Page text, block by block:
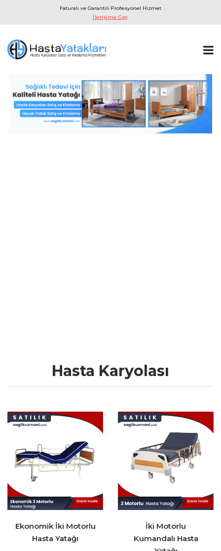
Faturalı ve Garantili Profesyonel Hizmet
İletişime Geç
Hasta Karyolası
Ekonomik İki Motorlu
Hasta Yatağı
İki Motorlu
Kumandalı Hasta